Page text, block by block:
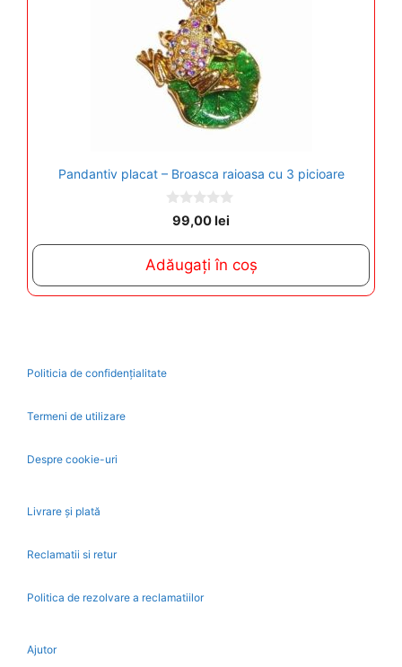
Pandantiv placat – Broasca raioasa cu 3 picioare
0
o
5
99,00lei
Adăugați în coș
Politicia de confidențialitate
Termeni de utilizare
Despre cookie-uri
Livrare și plată
Reclamatii si retur
Politica de rezolvare a reclamatiilor
Ajutor